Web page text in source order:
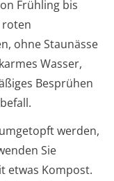
Frühling bis
roten
ohne Staunässe
Wasser,
Besprühen
werden,
Sie
etwas Kompost.